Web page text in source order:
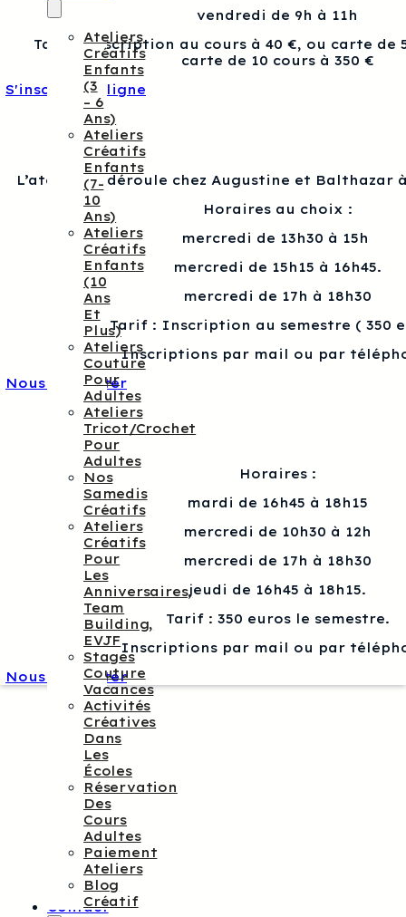
Ateliers
Créatifs
Enfants
(3
– 6
Ans)
Ateliers
Créatifs
Enfants
(7-
10
Ans)
Ateliers
Créatifs
Enfants
(10
Ans
Et
Plus)
Ateliers
Couture
Pour
Adultes
Ateliers
Tricot/crochet
Pour
Adultes
Nos
Samedis
Créatifs
Ateliers
Créatifs
Pour
Les
Anniversaires,
Team
Building,
EVJF
Stages
Couture
Vacances
Activités
Créatives
Dans
Les
Écoles
Réservation
Des
Cours
Adultes
Paiement
Ateliers
Blog
Créatif
Contact
vendredi de 9h à 11h
Tarif : Inscription au cours à 40 €, ou carte de
carte de 10 cours à 350 €
S'inscrire en ligne
L’atelier se déroule chez Augustine et Balthazar
Horaires au choix :
mercredi de 13h30 à 15h
mercredi de 15h15 à 16h45.
mercredi de 17h à 18h30
Tarif : Inscription au semestre ( 350
Inscriptions par mail ou par
Nous contacter
Horaires :
mardi de 16h45 à 18h15
mercredi de 10h30 à 12h
mercredi de 17h à 18h30
jeudi de 16h45 à 18h15.
Tarif : 350 euros le semestre.
Inscriptions par mail ou par
Nous contacter